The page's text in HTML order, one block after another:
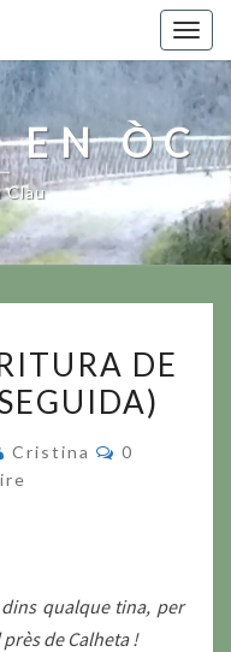
EN ÒC
Clau
DE
Cristina
0
qualque tina, per
de Calheta !